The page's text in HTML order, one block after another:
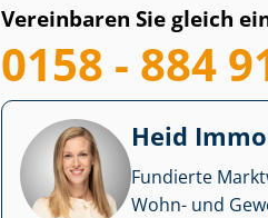
Vereinbaren Sie gleich
0158 - 884
Heid
Fundierte
Wohn- und